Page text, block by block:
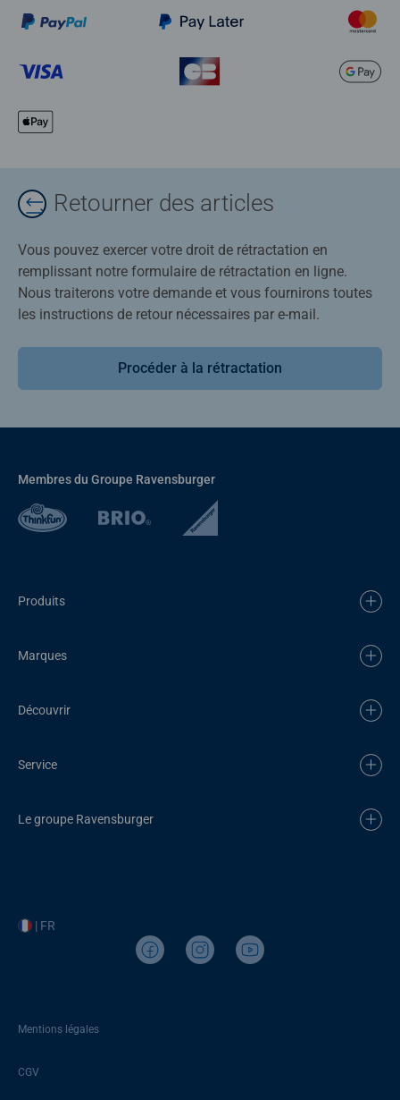
Retourner des articles
Vous pouvez exercer votre droit de rétractation en
remplissant notre formulaire de rétractation en ligne.
Nous traiterons votre demande et vous fournirons toutes
les instructions de retour nécessaires par e-mail.
Procéder à la rétractation
Membres du Groupe Ravensburger
Produits
Marques
Découvrir
Service
Le groupe Ravensburger
| FR
Mentions légales
CGV